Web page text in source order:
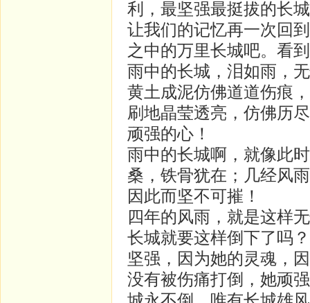
利，最坚强最挺拔的长
让我们的记忆再一次回
之中的万里长城吧。看
雨中的长城，泪如雨，
黄土成泥仿佛道道伤痕
刷地晶莹透亮，仿佛历
顽强的心！
雨中的长城啊，就像此
桑，铁骨犹在；几经风
因此而坚不可摧！
四年的风雨，就是这样
长城就要这样倒下了吗
坚强，因为她的灵魂，
没有被伤痛打倒，她顽